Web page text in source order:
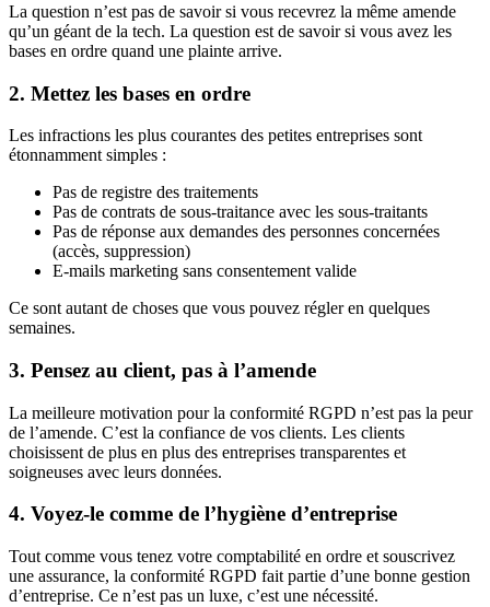
La question n’est pas de savoir si vous recevrez la même amende
qu’un géant de la tech. La question est de savoir si vous avez les
bases en ordre quand une plainte arrive.
2. Mettez les bases en ordre
Les infractions les plus courantes des petites entreprises sont
étonnamment simples :
Pas de registre des traitements
Pas de contrats de sous-traitance avec les sous-traitants
Pas de réponse aux demandes des personnes concernées
(accès, suppression)
E-mails marketing sans consentement valide
Ce sont autant de choses que vous pouvez régler en quelques
semaines.
3. Pensez au client, pas à l’amende
La meilleure motivation pour la conformité RGPD n’est pas la peur
de l’amende. C’est la confiance de vos clients. Les clients
choisissent de plus en plus des entreprises transparentes et
soigneuses avec leurs données.
4. Voyez-le comme de l’hygiène d’entreprise
Tout comme vous tenez votre comptabilité en ordre et souscrivez
une assurance, la conformité RGPD fait partie d’une bonne gestion
d’entreprise. Ce n’est pas un luxe, c’est une nécessité.